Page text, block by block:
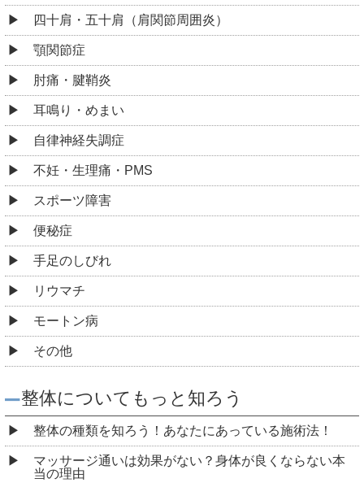
四十肩・五十肩（肩関節周囲炎）
顎関節症
肘痛・腱鞘炎
耳鳴り・めまい
自律神経失調症
不妊・生理痛・PMS
スポーツ障害
便秘症
手足のしびれ
リウマチ
モートン病
その他
整体についてもっと知ろう
整体の種類を知ろう！あなたにあっている施術法！
マッサージ通いは効果がない？身体が良くならない本
当の理由